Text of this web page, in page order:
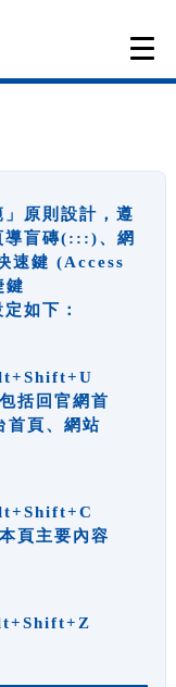
原則設計，遵
導盲磚(:::)、網
速鍵 (Access
鍵
如下：
括回官網首
首頁、網站
頁主要內容